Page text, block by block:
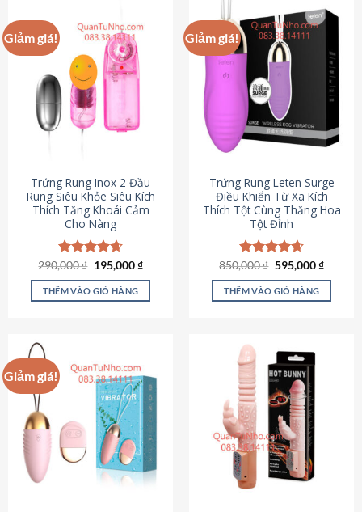
Giảm giá!
Trứng Rung Inox 2 Đầu
Rung Siêu Khỏe Siêu Kích
Thích Tăng Khoái Cảm
Cho Nàng
Được xếp
hạng4.64
5 sao
290,000₫ Giá
là:
290,000 ₫.
195,000₫Giá
tại
THÊM VÀO GIỎ HÀNG
Giảm giá!
Trứng Rung Leten Surge
Điều Khiển Từ Xa Kích
Thích Tột Cùng Thăng Hoa
Tột Đỉnh
Được xếp
hạng4.69
5 sao
850,000₫ Giá
là:
850,000 ₫.
595,000₫Giá
tại
THÊM VÀO GIỎ HÀNG
Giảm giá!